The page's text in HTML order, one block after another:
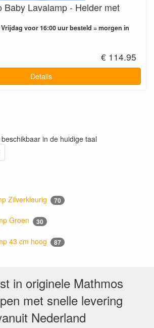
Baby Lavalamp - Helder met
voor 16:00 uur besteld = morgen in
€ 114.95
Details
in de huidige taal
Zilverkleurig 70
Groen 30
43 cm hoog 87
in originele Mathmos
met snelle levering
Nederland